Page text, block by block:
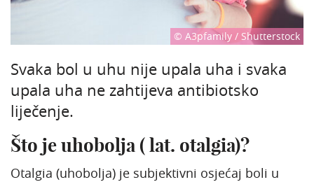
© A3pfamily / Shutterstock
Svaka bol u uhu nije upala uha i svaka
upala uha ne zahtijeva antibiotsko
liječenje.
Što je uhobolja ( lat. otalgia)?
Otalgia (uhobolja) je subjektivni osjećaj boli u